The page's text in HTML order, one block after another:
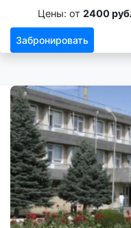
Цены: от 2400
Забронировать